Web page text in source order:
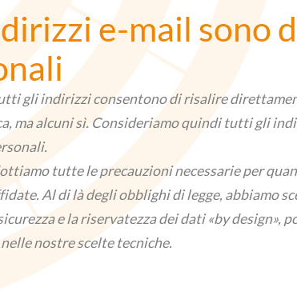
e-mail sono
gli indirizzi consentono di risalire
ma alcuni sì. Consideriamo quindi tutti gli
tutte le precauzioni necessarie per
Al di là degli obblighi di legge, abbiamo
e la riservatezza dei dati «by design»,
nostre scelte tecniche.